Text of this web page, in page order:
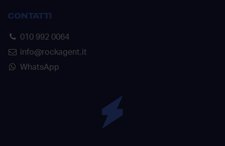
CONTATTI
010 992 0064
info@rockagent.it
WhatsApp